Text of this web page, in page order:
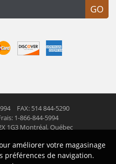
GO
FAX: 514 844-5290
1-866-844-5994
1G3 Montréal, Québec
Tous droits réservés
améliorer votre magasinage
préférences de navigation.